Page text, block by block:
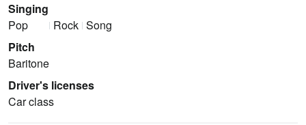
Singing
Pop
Rock Song
Pitch
Baritone
Driver's licenses
Car class